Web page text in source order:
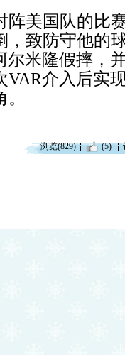
阵美国队的比
，致防守他的
尔米隆假摔，
介入后实
浏览(829) (5)